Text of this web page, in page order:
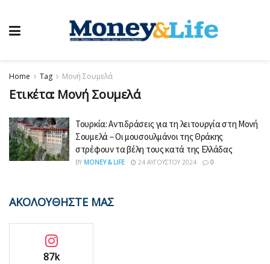
Home Tag Μονή Σουμελά
Ετικέτα: Μονή Σουμελά
Τουρκία: Αντιδράσεις για τη λειτουργία στη Μονή
Σουμελά – Οι μουσουλμάνοι της Θράκης
στρέφουν τα βέλη τους κατά της Ελλάδας
BY MONEY & LIFE 24 ΑΥΓΟΎΣΤΟΥ 2024 0
ΑΚΟΛΟΥΘΗΣΤΕ ΜΑΣ
87k